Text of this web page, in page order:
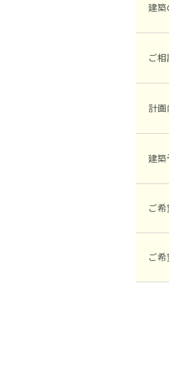
建築
ご
計
建
ご
ご